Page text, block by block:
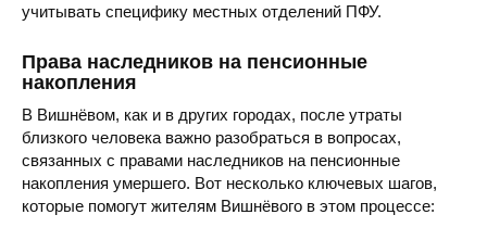
учитывать специфику местных отделений ПФУ.
Права наследников на пенсионные
накопления
В Вишнёвом, как и в других городах, после утраты
близкого человека важно разобраться в вопросах,
связанных с правами наследников на пенсионные
накопления умершего. Вот несколько ключевых шагов,
которые помогут жителям Вишнёвого в этом процессе: